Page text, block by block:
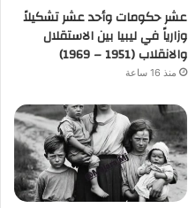
عشر حكومات وأحد عشر تشكيلاً
وزارياً في ليبيا بين الاستقلال
والانقلاب (1951 – 1969)
منذ 16 ساعة